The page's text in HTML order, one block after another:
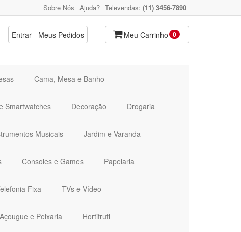
Sobre Nós Ajuda? Televendas: (11) 3456-7890
Entrar Meus Pedidos Meu Carrinho 0
Cama, Mesa e Banho
Smartwatches Decoração Drogaria
Musicais Jardim e Varanda
Consoles e Games Papelaria
Fixa TVs e Vídeo
Açougue e Peixaria Hortifruti